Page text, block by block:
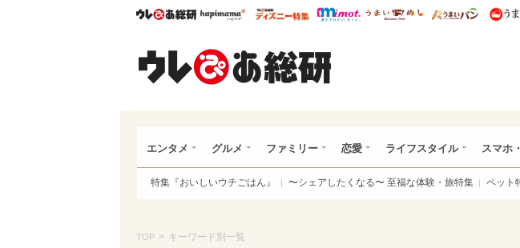
ウレぴあ総研ハピママ* ウレぴあ総研 ディズニー特集
mimot. うまいめし うま
エンタメ グルメ ファミリー 恋愛 ライフスタイル スマホ
特集『おいしいウチごはん』 〜シェアしたくなる〜 至福な体験・旅特集 ペット
TOP > キーワード別一覧